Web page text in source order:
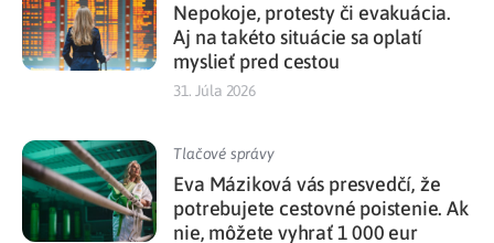
Nepokoje, protesty či evakuácia.
Aj na takéto situácie sa oplatí
myslieť pred cestou
31. Júla 2026
Tlačové správy
Eva Máziková vás presvedčí, že
potrebujete cestovné poistenie. Ak
nie, môžete vyhrať 1 000 eur